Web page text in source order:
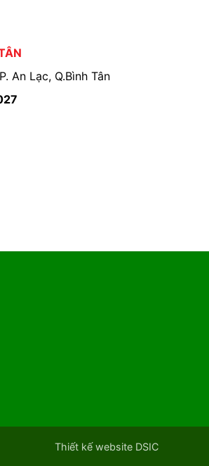
An Lạc, Q.Bình Tân
Thiết kế website DSIC